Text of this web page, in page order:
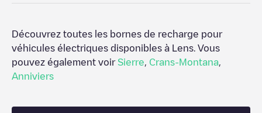
Découvrez toutes les bornes de recharge pour
véhicules électriques disponibles à
Lens . Vous
pouvez également voir Sierre Crans-Montana
Anniviers